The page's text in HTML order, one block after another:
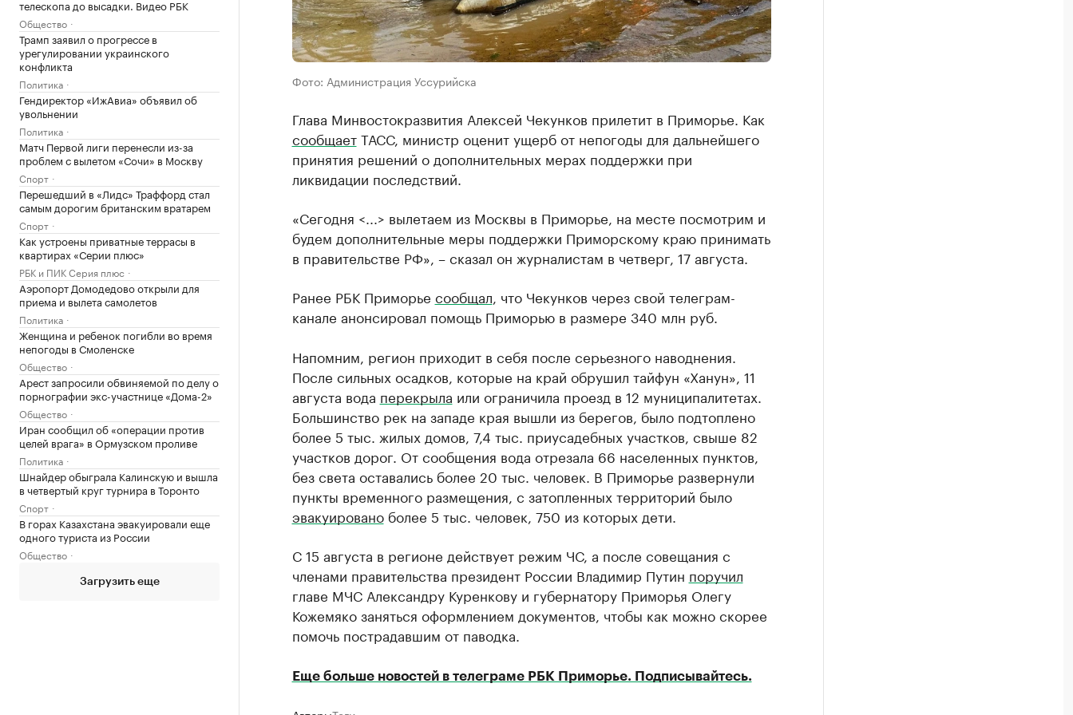
телескопа до высадки. Видео РБК
Общество
Трамп заявил о прогрессе в
урегулировании украинского
конфликта
Политика
Гендиректор «ИжАвиа» объявил об
увольнении
Политика
Матч Первой лиги перенесли из-за
проблем с вылетом «Сочи» в Москву
Спорт
Перешедший в «Лидс» Траффорд стал
самым дорогим британским вратарем
Спорт
Как устроены приватные террасы в
квартирах «Серии плюс»
РБК и ПИК Серия плюс
Аэропорт Домодедово открыли для
приема и вылета самолетов
Политика
Женщина и ребенок погибли во время
непогоды в Смоленске
Общество
Арест запросили обвиняемой по делу о
порнографии экс-участнице «Дома-2»
Общество
Иран сообщил об «операции против
целей врага» в Ормузском проливе
Политика
Шнайдер обыграла Калинскую и вышла
в четвертый круг турнира в Торонто
Спорт
В горах Казахстана эвакуировали еще
одного туриста из России
Общество
Загрузить еще
Фото: Администрация Уссурийска
Глава Минвостокразвития Алексей Чекунков прилетит в Приморье. Как
сообщаетТАСС, министр оценит ущерб от непогоды для дальнейшего
принятия решений о дополнительных мерах поддержки при
ликвидации последствий.
«Сегодня <...> вылетаем из Москвы в Приморье, на месте посмотрим и
будем дополнительные меры поддержки Приморскому краю принимать
в правительстве РФ», – сказал он журналистам в четверг, 17 августа.
Ранее РБК Приморье сообщал , что Чекунков через свой телеграм-
канале анонсировал помощь Приморью в размере 340 млн руб.
Напомним, регион приходит в себя после серьезного наводнения.
После сильных осадков, которые на край обрушил тайфун «Ханун», 11
августа вода перекрыла или ограничила проезд в 12 муниципалитетах.
Большинство рек на западе края вышли из берегов, было подтоплено
более 5 тыс. жилых домов, 7,4 тыс. приусадебных участков, свыше 82
участков дорог. От сообщения вода отрезала 66 населенных пунктов,
без света оставались более 20 тыс. человек. В Приморье развернули
пункты временного размещения, с затопленных территорий было
эвакуированоболее 5 тыс. человек, 750 из которых дети.
С 15 августа в регионе действует режим ЧС, а после совещания с
членами правительства президент России Владимир Путин поручил
главе МЧС Александру Куренкову и губернатору Приморья Олегу
Кожемяко заняться оформлением документов, чтобы как можно скорее
помочь пострадавшим от паводка.
Еще больше новостей в телеграме РБК Приморье. Подписывайтесь.